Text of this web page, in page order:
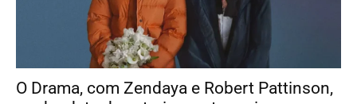
O Drama, com Zendaya e Robert Pattinson,